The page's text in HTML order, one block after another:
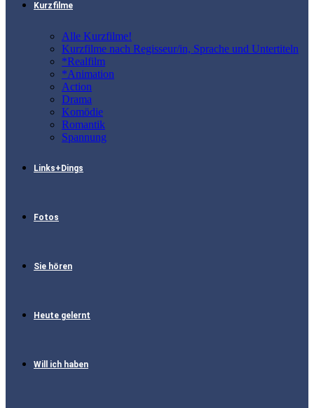
Kurzfilme
Alle Kurzfilme!
Kurzfilme nach Regisseur/in, Sprache und Untertiteln
*Realfilm
*Animation
Action
Drama
Komödie
Romantik
Spannung
Links+Dings
Fotos
Sie hören
Heute gelernt
Will ich haben